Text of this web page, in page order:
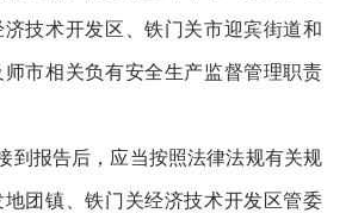
技术开发区、铁门关市迎宾街道和
市相关负有安全生产监督管理职责
到报告后，应当按照法律法规有关规
团镇、铁门关经济技术开发区管委